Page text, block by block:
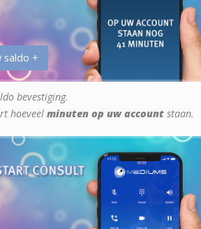
saldo +
bevestiging.
hoeveel minuten op uw account staan.